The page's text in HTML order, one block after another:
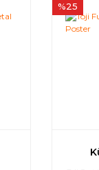
%25